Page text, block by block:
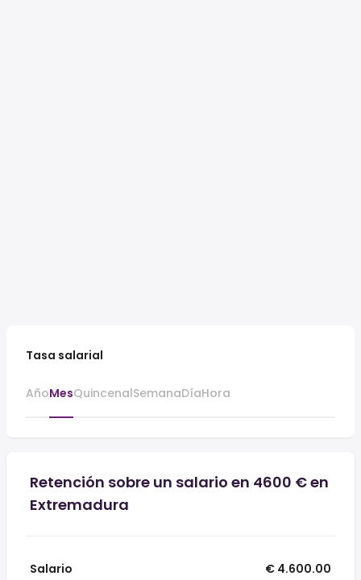
Tasa salarial
AñoMesQuincenalSemanaDíaHora
Retención sobre un salario en 4600 € en
Extremadura
Salario
€ 4.600.00